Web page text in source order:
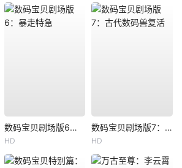
数码宝贝剧场版6：暴走特急
HD
数码宝贝剧场版7：古代数码兽复活
HD